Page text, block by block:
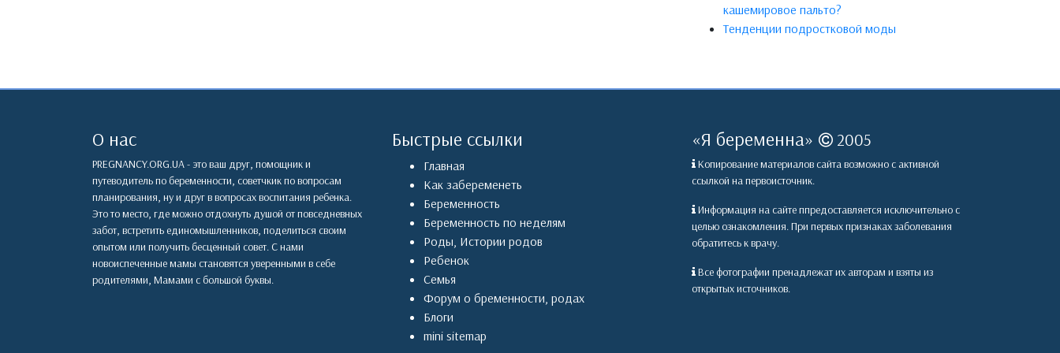
кашемировое пальто?
Тенденции подростковой моды
О нас
PREGNANCY.ORG.UA - это ваш друг, помощник и
путеводитель по беременности, советчкик по вопросам
планирования, ну и друг в вопросах воспитания ребенка.
Это то место, где можно отдохнуть душой от повседневных
забот, встретить единомышленников, поделиться своим
опытом или получить бесценный совет. С нами
новоиспеченные мамы становятся уверенными в себе
родителями, Мамами с большой буквы.
Быстрые ссылки
Главная
Как забеременеть
Беременность
Беременность по неделям
Роды, Истории родов
Ребенок
Семья
Форум о бременности, родах
Блоги
mini sitemap
«Я беременна» 2005
Копирование материалов сайта возможно с активной
ссылкой на первоисточник.
Информация на сайте ппредоставляется исключительно с
целью ознакомления. При первых признаках заболевания
обратитесь к врачу.
Все фотографии пренадлежат их авторам и взяты из
открытых источников.